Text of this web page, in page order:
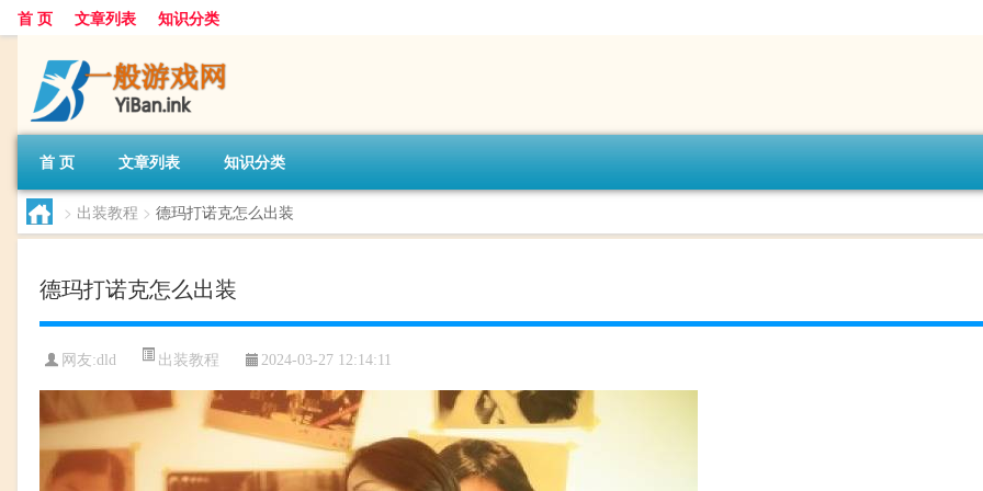
首 页 文章列表 知识分类
首 页 文章列表 知识分类
> 出装教程 > 德玛打诺克怎么出装
德玛打诺克怎么出装
网友:dld 出装教程 2024-03-27 12:14:11